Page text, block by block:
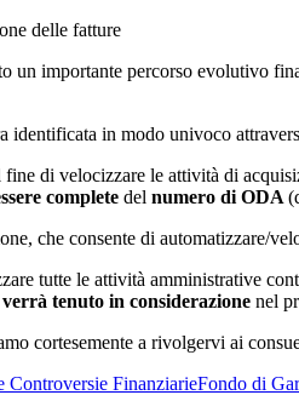
delle fatture
un importante percorso evolutivo
identificata in modo univoco
fine di velocizzare le attività di
complete del numero di ODA
che consente di automatizzare/
tutte le attività amministrative
verrà tenuto in considerazione nel
cortesemente a rivolgervi ai
Controversie FinanziarieFondo di